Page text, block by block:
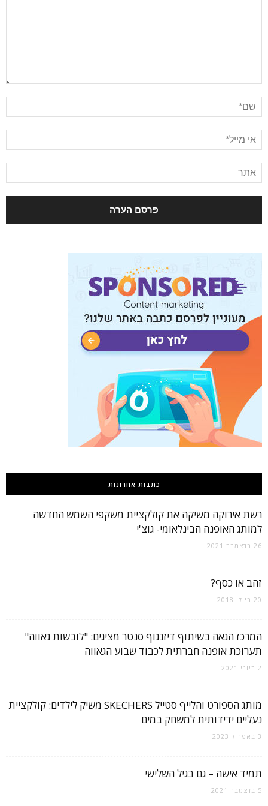
כתבות אחרונות
רשת אירוקה משיקה את קולקציית משקפי השמש החדשה
למותג האופנה הבינלאומי- גוצ'י
26 בדצמבר 2021
זהב או כסף?
20 ביולי 2018
המרכז הגאה בשיתוף דיזנגוף סנטר מציגים: "לובשות גאווה"
תערוכת אופנה חברתית לכבוד שבוע הגאווה
2 ביוני 2021
מותג הספורט והלייף סטייל SKECHERS משיק לילדים: קולקציית
נעליים ידידותית למשחק במים
3 באפריל 2023
תמיד אישה – גם בגיל השלישי
5 בדצמבר 2021